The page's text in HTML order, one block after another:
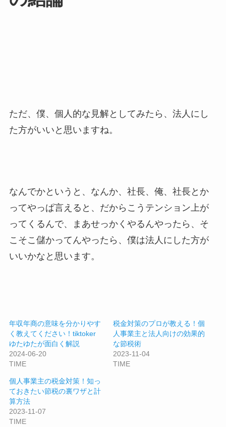
ただ、僕、個人的な見解としてみたら、法人にし
た方がいいと思いますね。
なんでかというと、なんか、社長、俺、社長とか
ってやっぱ言えると、だからこうテンション上が
ってくるんで、まあせっかくやるんやったら、そ
こそこ儲かってんやったら、僕は法人にした方が
いいかなと思います。
年収年商の意味を分かりやす
く教えてください！tiktoker
ゆたゆたが面白く解説
2024-06-20
TIME
税金対策のプロが教える！個
人事業主と法人向けの効果的
な節税術
2023-11-04
TIME
個人事業主の税金対策！知っ
ておきたい節税の裏ワザと計
算方法
2023-11-07
TIME